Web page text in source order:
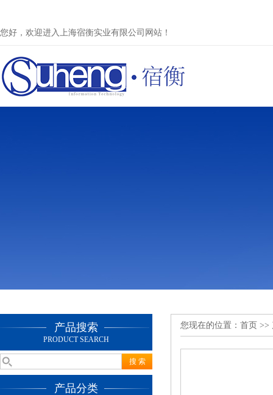
您好，欢迎进入上海宿衡实业有限公司网站！
产品搜索
PRODUCT SEARCH
产品分类
您现在的位置： 首页 >>